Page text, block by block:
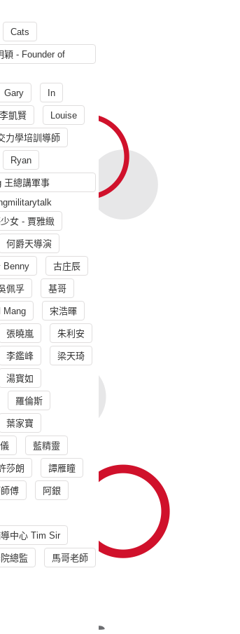
Cats
穎 - Founder of
Gary In
凱賢 Louise
力學培訓導師
Ryan
王總講軍事
女 - 賈雅緻
何爵天導演
Benny 古庄辰
佩孚 基哥
Mang 宋浩暉
張曉嵐 朱利安
李鑑峰 梁天琦
湯寳如
羅倫斯
葉家寶
藍精靈
莎朗 譚雁瞳
傅 阿銀
中心 Tim Sir
總監 馬哥老師